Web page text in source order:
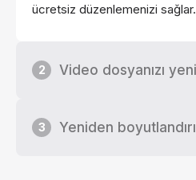
ücretsiz düzenlemenizi sağlar.
2 Video dosyanızı
3 Yeniden